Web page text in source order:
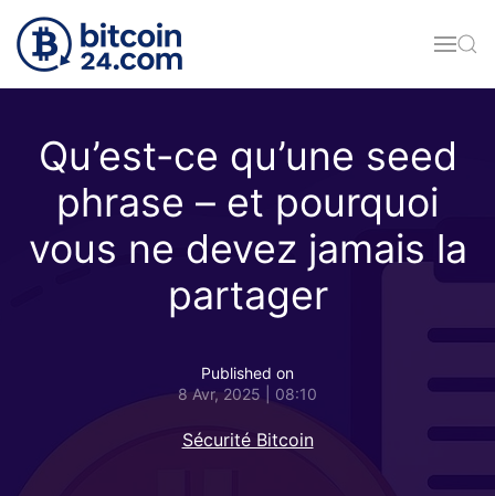
Accéder au contenu principal
Qu’est-ce qu’une seed
phrase – et pourquoi
vous ne devez jamais la
partager
Published on
8 Avr, 2025 | 08:10
Sécurité Bitcoin